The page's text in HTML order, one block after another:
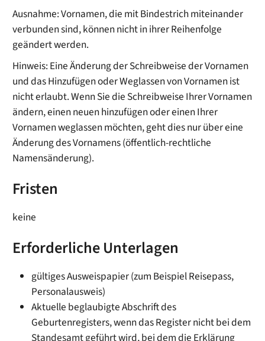
Ausnahme: Vornamen, die mit Bindestrich miteinander
verbunden sind, können nicht in ihrer Reihenfolge
geändert werden.
Hinweis: Eine Änderung der Schreibweise der Vornamen
und das Hinzufügen oder Weglassen von Vornamen ist
nicht erlaubt. Wenn Sie die Schreibweise Ihrer Vornamen
ändern, einen neuen hinzufügen oder einen Ihrer
Vornamen weglassen möchten, geht dies nur über eine
Änderung des Vornamens (öffentlich-rechtliche
Namensänderung).
Fristen
keine
Erforderliche Unterlagen
gültiges Ausweispapier (zum Beispiel Reisepass,
Personalausweis)
Aktuelle beglaubigte Abschrift des
Geburtenregisters, wenn das Register nicht bei dem
Standesamt geführt wird, bei dem die Erklärung